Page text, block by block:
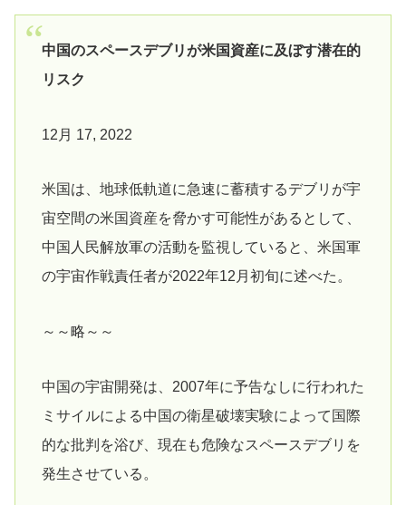
中国のスペースデブリが米国資産に及ぼす潜在的
リスク
12月 17, 2022
米国は、地球低軌道に急速に蓄積するデブリが宇
宙空間の米国資産を脅かす可能性があるとして、
中国人民解放軍の活動を監視していると、米国軍
の宇宙作戦責任者が2022年12月初旬に述べた。
～～略～～
中国の宇宙開発は、2007年に予告なしに行われた
ミサイルによる中国の衛星破壊実験によって国際
的な批判を浴び、現在も危険なスペースデブリを
発生させている。